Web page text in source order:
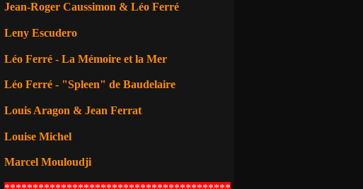
Jean-Roger Caussimon & Léo Ferré
Leny Escudero
Léo Ferré - La Mémoire et la Mer
Léo Ferré - "Spleen" de Baudelaire
Louis Aragon & Jean Ferrat
Louise Michel
Marcel Mouloudji